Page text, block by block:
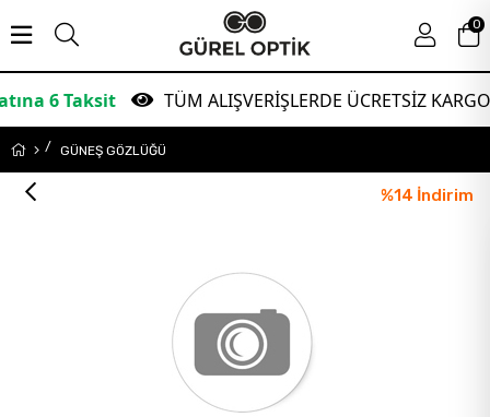
TÜM ALIŞVERİŞLERDE ÜCRETSİZ KARGO!
0
GÜNEŞ GÖZLÜĞÜ
%14 İndirim